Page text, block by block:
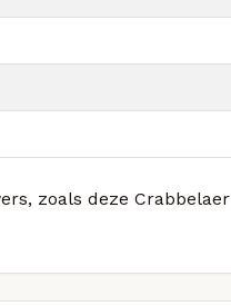
zoals deze Crabbelaer